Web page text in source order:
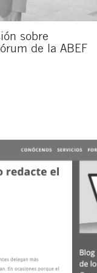
sobre
de la ABEF